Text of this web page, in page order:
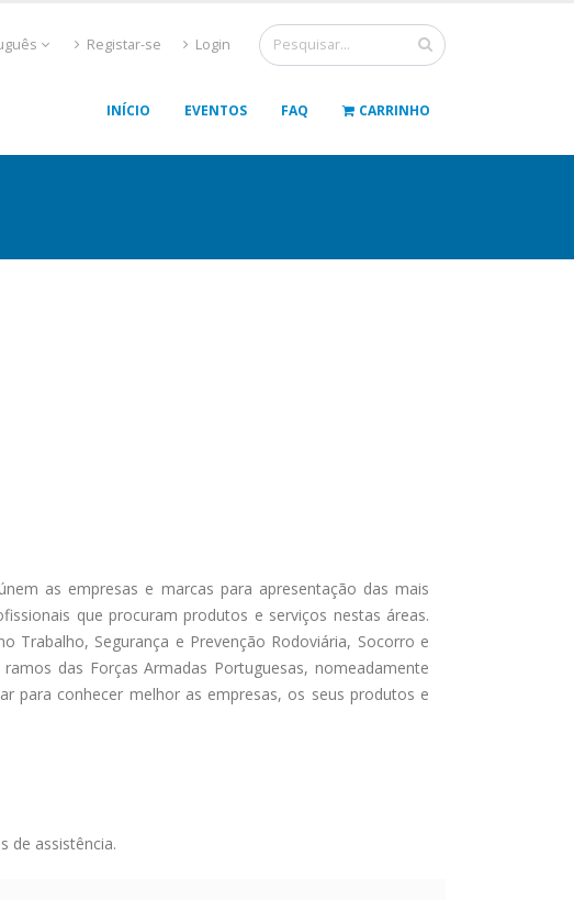
Registar-se Login
INÍCIO EVENTOS FAQ CARRINHO
as empresas e marcas para apresentação das mais
que procuram produtos e serviços nestas áreas.
Trabalho, Segurança e Prevenção Rodoviária, Socorro e
das Forças Armadas Portuguesas, nomeadamente
para conhecer melhor as empresas, os seus produtos e
de assistência.